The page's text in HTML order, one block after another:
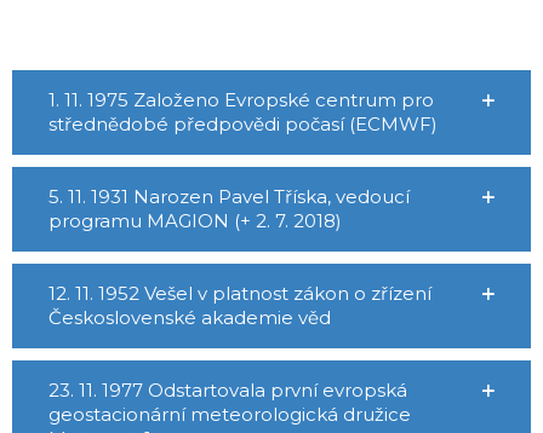
1. 11. 1975 Založeno Evropské centrum pro
střednědobé předpovědi počasí (ECMWF)
5. 11. 1931 Narozen Pavel Tříska, vedoucí
programu MAGION (+ 2. 7. 2018)
12. 11. 1952 Vešel v platnost zákon o zřízení
Československé akademie věd
23. 11. 1977 Odstartovala první evropská
geostacionární meteorologická družice